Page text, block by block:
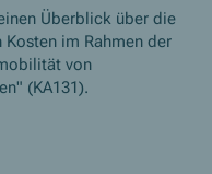
Überblick über die
im Rahmen der
von
(KA131).